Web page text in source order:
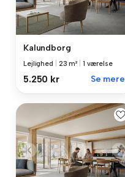
Kalundborg
Lejlighed 23 m² 1 værelse
5.250 kr Se mere